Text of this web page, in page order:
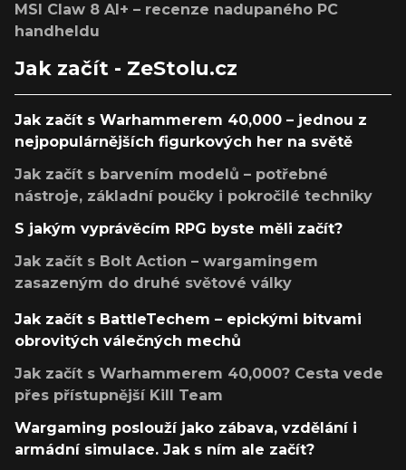
MSI Claw 8 AI+ – recenze nadupaného PC
handheldu
Jak začít - ZeStolu.cz
Jak začít s Warhammerem 40,000 – jednou z
nejpopulárnějších figurkových her na světě
Jak začít s barvením modelů – potřebné
nástroje, základní poučky i pokročilé techniky
S jakým vyprávěcím RPG byste měli začít?
Jak začít s Bolt Action – wargamingem
zasazeným do druhé světové války
Jak začít s BattleTechem – epickými bitvami
obrovitých válečných mechů
Jak začít s Warhammerem 40,000? Cesta vede
přes přístupnější Kill Team
Wargaming poslouží jako zábava, vzdělání i
armádní simulace. Jak s ním ale začít?